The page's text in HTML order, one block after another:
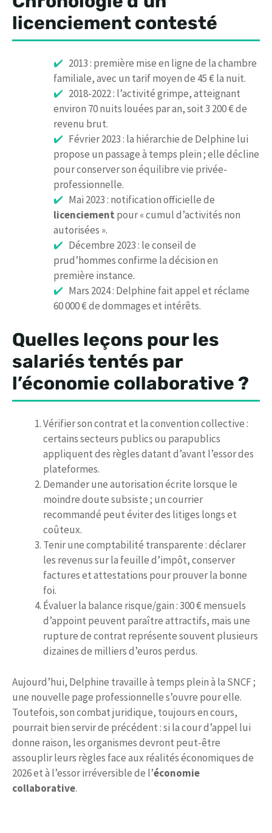
licenciement contesté
2013 : première mise en ligne de la chambre
familiale, avec un tarif moyen de 45 € la nuit.
2018-2022 : l’activité grimpe, atteignant
environ 70 nuits louées par an, soit 3 200 € de
revenu brut.
Février 2023 : la hiérarchie de Delphine lui
propose un passage à temps plein ; elle décline
pour conserver son équilibre vie privée-
professionnelle.
Mai 2023 : notification officielle de
licenciement pour « cumul d’activités non
autorisées ».
Décembre 2023 : le conseil de
prud’hommes confirme la décision en
première instance.
Mars 2024 : Delphine fait appel et réclame
60 000 € de dommages et intérêts.
Quelles leçons pour les
salariés tentés par
l’économie collaborative ?
Vérifier son contrat et la convention collective :
certains secteurs publics ou parapublics
appliquent des règles datant d’avant l’essor des
plateformes.
Demander une autorisation écrite lorsque le
moindre doute subsiste ; un courrier
recommandé peut éviter des litiges longs et
coûteux.
Tenir une comptabilité transparente : déclarer
les revenus sur la feuille d’impôt, conserver
factures et attestations pour prouver la bonne
foi.
Évaluer la balance risque/gain : 300 € mensuels
d’appoint peuvent paraître attractifs, mais une
rupture de contrat représente souvent plusieurs
dizaines de milliers d’euros perdus.
Aujourd’hui, Delphine travaille à temps plein à la SNCF ;
une nouvelle page professionnelle s’ouvre pour elle.
Toutefois, son combat juridique, toujours en cours,
pourrait bien servir de précédent : si la cour d’appel lui
donne raison, les organismes devront peut-être
assouplir leurs règles face aux réalités économiques de
2026 et à l’essor irréversible de l’économie
collaborative.